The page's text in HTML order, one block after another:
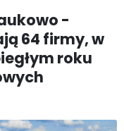
-
64 firmy, w
roku